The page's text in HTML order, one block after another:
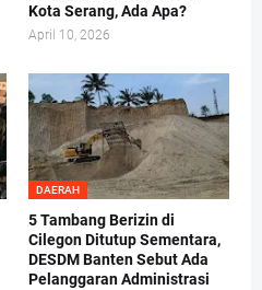
Kota Serang, Ada Apa?
April 10, 2026
DAERAH
5 Tambang Berizin di
Cilegon Ditutup Sementara,
DESDM Banten Sebut Ada
Pelanggaran Administrasi